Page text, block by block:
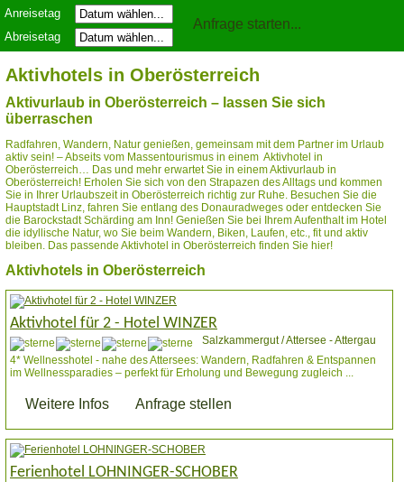
Anreisetag
Abreisetag
Aktivhotels in Oberösterreich
Aktivurlaub in Oberösterreich – lassen Sie sich
überraschen
Radfahren, Wandern, Natur genießen, gemeinsam mit dem Partner im Urlaub
aktiv sein! – Abseits vom Massentourismus in einem Aktivhotel in
Oberösterreich… Das und mehr erwartet Sie in einem Aktivurlaub in
Oberösterreich! Erholen Sie sich von den Strapazen des Alltags und kommen
Sie in Ihrer Urlaubszeit in Oberösterreich richtig zur Ruhe. Besuchen Sie die
Hauptstadt Linz, fahren Sie entlang des Donauradweges oder entdecken Sie
die Barockstadt Schärding am Inn! Genießen Sie bei Ihrem Aufenthalt im Hotel
die idyllische Natur, wo Sie beim Wandern, Biken, Laufen, etc., fit und aktiv
bleiben. Das passende Aktivhotel in Oberösterreich finden Sie hier!
Aktivhotels in Oberösterreich
Aktivhotel für 2 - Hotel WINZER
Salzkammergut / Attersee - Attergau
4* Wellnesshotel - nahe des Attersees: Wandern, Radfahren & Entspannen
im Wellnessparadies – perfekt für Erholung und Bewegung zugleich ...
Weitere Infos Anfrage stellen
Ferienhotel LOHNINGER-SCHOBER